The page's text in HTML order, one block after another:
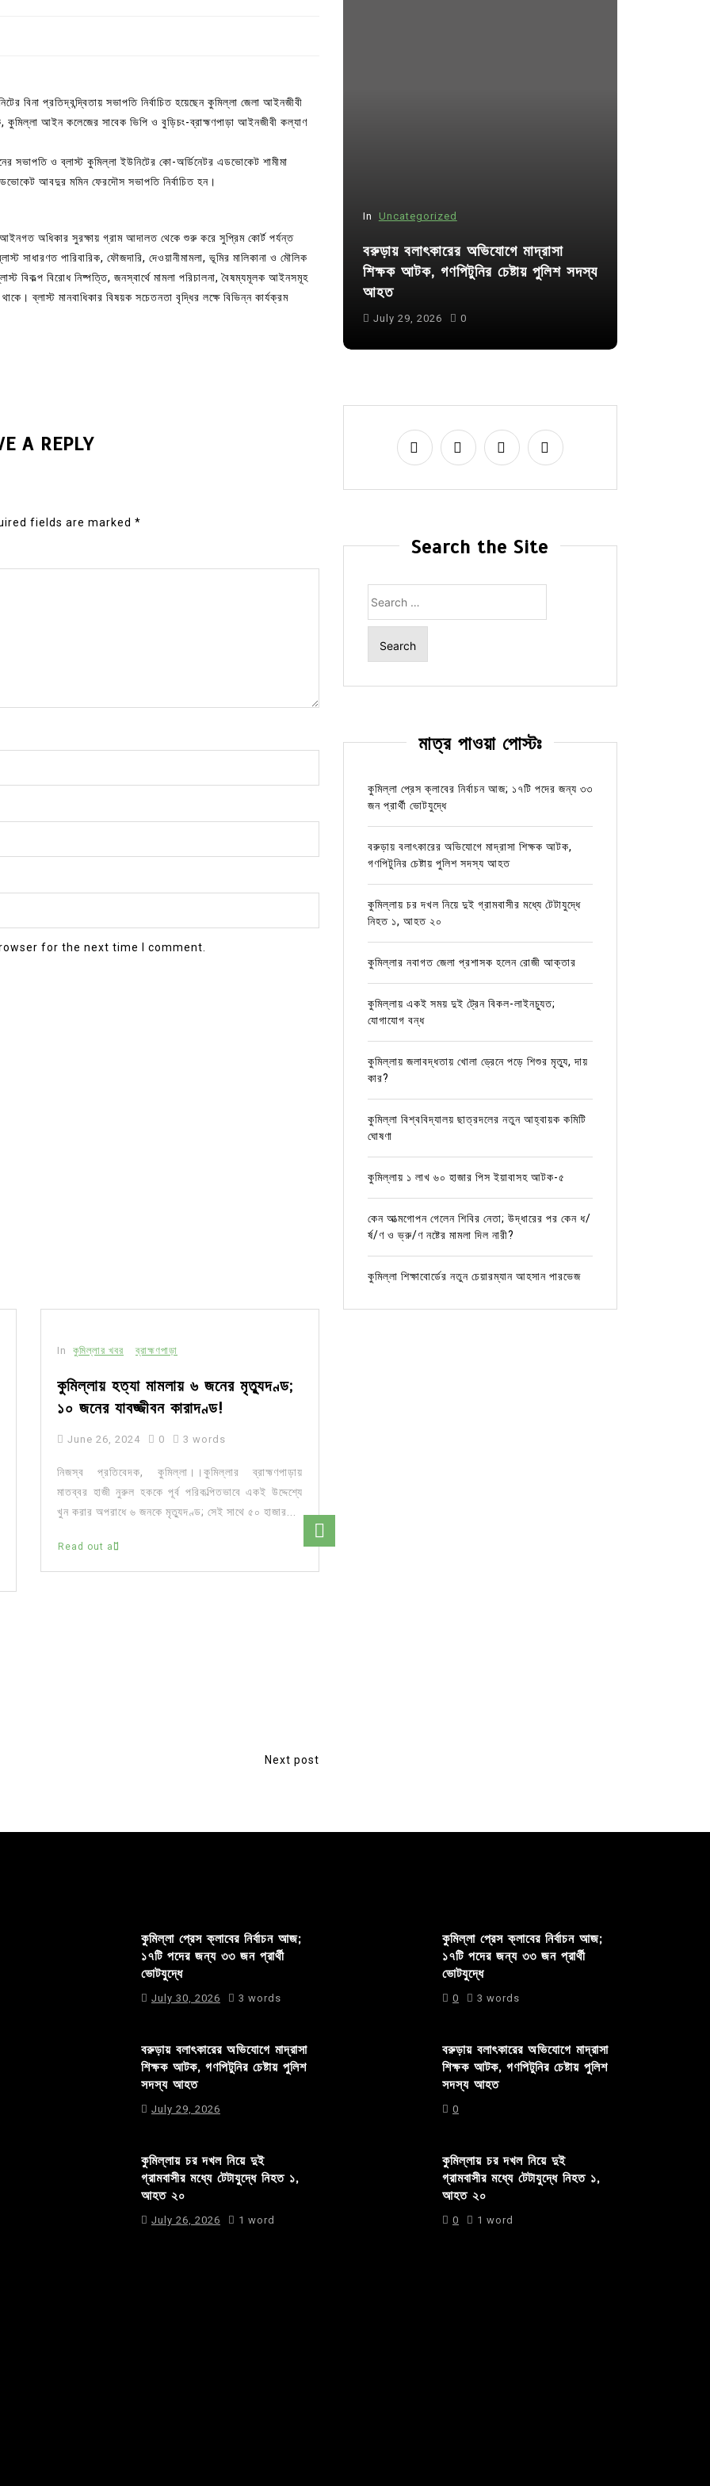
বিনা প্রতিদ্বন্দ্বিতায় সভাপতি নির্বাচিত হয়েছেন কুমিল্লা জেলা আইনজীবী
কুমিল্লা আইন কলেজের সাবেক ভিপি ও বুড়িচং-ব্রাহ্মণপাড়া আইনজীবী কল্যাণ
সভাপতি ও ব্লাস্ট কুমিল্লা ইউনিটের কো-অর্ডিনেটর এডভোকেট শামীমা
এডভোকেট আবদুর মমিন ফেরদৌস সভাপতি নির্বাচিত হন।
আইনগত অধিকার সুরক্ষায় গ্রাম আদালত থেকে শুরু করে সুপ্রিম কোর্ট পর্যন্ত
সাধারণত পারিবারিক, ফৌজদারি, দেওয়ানীমামলা, ভূমির মালিকানা ও মৌলিক
বিকল্প বিরোধ নিষ্পত্তি, জনস্বার্থে মামলা পরিচালনা, বৈষম্যমূলক আইনসমূহ
ব্লাস্ট মানবাধিকার বিষয়ক সচেতনতা বৃদ্ধির লক্ষে বিভিন্ন কার্যক্রম
A REPLY
fields are marked *
for the next time I comment.
In কুমিল্লার খবর ব্রাহ্মণপাড়া
কুমিল্লায় হত্যা মামলায় ৬ জনের মৃত্যুদণ্ড;
১০ জনের যাবজ্জীবন কারাদণ্ড!
June 26, 2024 0 3 words
নিজস্ব প্রতিবেদক, কুমিল্লা।।কুমিল্লার ব্রাহ্মণপাড়ায়
মাতব্বর হাজী নুরুল হককে পূর্ব পরিকল্পিতভাবে একই উদ্দেশ্যে
খুন করার অপরাধে ৬ জনকে মৃত্যুদণ্ড; সেই সাথে ৫০ হাজার...
Read out all
Next post
সদস্য
In Uncategorized
কুমিল্লা প্রেস ক্লাবের নির্বাচন আজ; ১৭টি
পদের জন্য ৩৩ জন প্রার্থী ভোটযুদ্ধে
In Uncategorized
বরুড়ায় বলাৎকারের অভিযোগে মাদ্রাসা
শিক্ষক আটক, গণপিটুনির চেষ্টায় পুলিশ সদস্য
আহত
July 29, 2026 0
Search the Site
for:
মাত্র পাওয়া পোস্টঃ
কুমিল্লা প্রেস ক্লাবের নির্বাচন আজ; ১৭টি পদের জন্য ৩৩
জন প্রার্থী ভোটযুদ্ধে
বরুড়ায় বলাৎকারের অভিযোগে মাদ্রাসা শিক্ষক আটক,
গণপিটুনির চেষ্টায় পুলিশ সদস্য আহত
কুমিল্লায় চর দখল নিয়ে দুই গ্রামবাসীর মধ্যে টেটাযুদ্ধে
নিহত ১, আহত ২০
কুমিল্লার নবাগত জেলা প্রশাসক হলেন রোজী আক্তার
কুমিল্লায় একই সময় দুই ট্রেন বিকল-লাইনচ্যুত;
যোগাযোগ বন্ধ
কুমিল্লায় জলাবদ্ধতায় খোলা ড্রেনে পড়ে শিশুর মৃত্যু, দায়
কার?
কুমিল্লা বিশ্ববিদ্যালয় ছাত্রদলের নতুন আহ্বায়ক কমিটি
ঘোষণা
কুমিল্লায় ১ লাখ ৬০ হাজার পিস ইয়াবাসহ আটক-৫
কেন আত্মগোপন গেলেন শিবির নেতা; উদ্ধারের পর কেন ধ/
র্ষ/ণ ও ভ্রু/ণ নষ্টের মামলা দিল নারী?
কুমিল্লা শিক্ষাবোর্ডের নতুন চেয়ারম্যান আহসান পারভেজ
কুমিল্লা প্রেস ক্লাবের নির্বাচন আজ;
১৭টি পদের জন্য ৩৩ জন প্রার্থী
ভোটযুদ্ধে
July 30, 2026 3 words
বরুড়ায় বলাৎকারের অভিযোগে মাদ্রাসা
শিক্ষক আটক, গণপিটুনির চেষ্টায় পুলিশ
সদস্য আহত
July 29, 2026
কুমিল্লায় চর দখল নিয়ে দুই
গ্রামবাসীর মধ্যে টেটাযুদ্ধে নিহত ১,
আহত ২০
July 26, 2026 1 word
কুমিল্লা প্রেস ক্লাবের নির্বাচন আজ;
১৭টি পদের জন্য ৩৩ জন প্রার্থী
ভোটযুদ্ধে
0 3 words
বরুড়ায় বলাৎকারের অভিযোগে মাদ্রাসা
শিক্ষক আটক, গণপিটুনির চেষ্টায় পুলিশ
সদস্য আহত
0
কুমিল্লায় চর দখল নিয়ে দুই
গ্রামবাসীর মধ্যে টেটাযুদ্ধে নিহত ১,
আহত ২০
0 1 word